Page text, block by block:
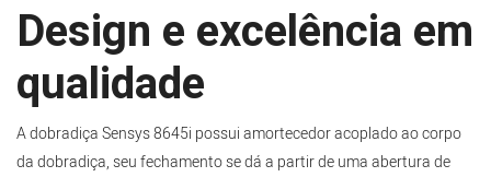
Design e excelência em
qualidade
A dobradiça Sensys 8645i possui amortecedor acoplado ao corpo
da dobradiça, seu fechamento se dá a partir de uma abertura de